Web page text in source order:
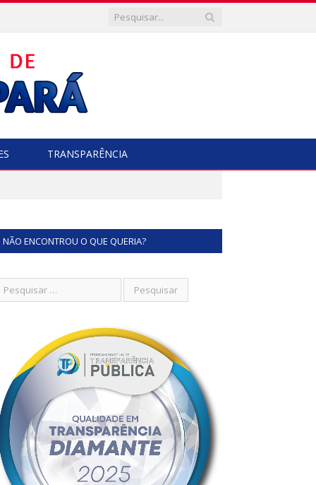
TRANSPARÊNCIA
NÃO ENCONTROU O QUE QUERIA?